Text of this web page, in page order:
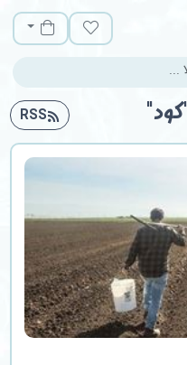
لیست مورد علاقه
سبد خرید